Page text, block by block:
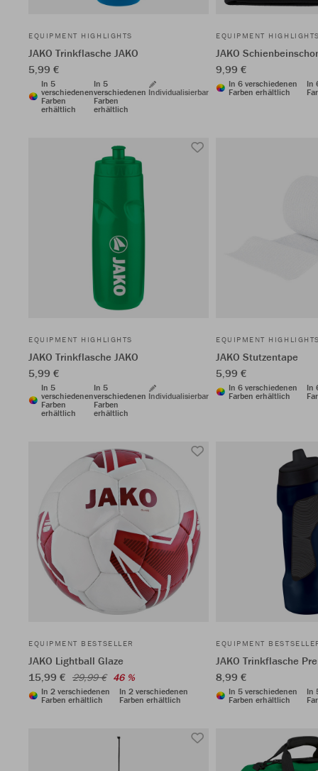
EQUIPMENT HIGHLIGHTS
JAKO Trinkflasche JAKO
5,99 €
In 5
verschiedenen
Farben
erhältlich
In 5
verschiedenen
Farben
erhältlich
Individualisierbar
EQUIPMENT
JAKO
9,99 €
In 6 verschiedenen
Farben erhältlich
In
EQUIPMENT HIGHLIGHTS
JAKO Trinkflasche JAKO
5,99 €
In 5
verschiedenen
Farben
erhältlich
In 5
verschiedenen
Farben
erhältlich
Individualisierbar
EQUIPMENT
JAKO Stutzentape
5,99 €
In 6 verschiedenen
Farben erhältlich
In
EQUIPMENT BESTSELLER
JAKO Lightball Glaze
15,99 € 29,99 € 46 %
In 2 verschiedenen
Farben erhältlich
In 2 verschiedenen
Farben erhältlich
EQUIPMENT
JAKO Trinkflasche
8,99 €
In 5 verschiedenen
Farben erhältlich
In